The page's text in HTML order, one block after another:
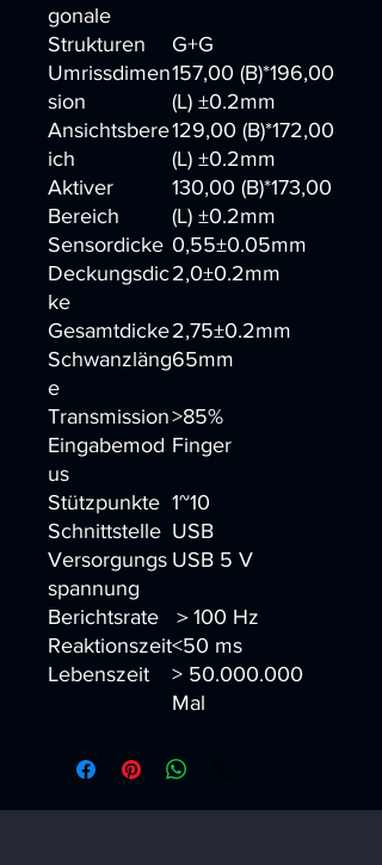
gonale
Strukturen
G+G
Umrissdimen
sion
157,00 (B)*196,00
(L) ±0.2mm
Ansichtsbere
ich
129,00 (B)*172,00
(L) ±0.2mm
Aktiver
Bereich
130,00 (B)*173,00
(L) ±0.2mm
Sensordicke 0,55±0.05mm
Deckungsdic
ke
2,0±0.2mm
Gesamtdicke2,75±0.2mm
Schwanzläng
e
65mm
Transmission>85%
Eingabemod
us
Finger
Stützpunkte 1~10
Schnittstelle USB
Versorgungs
spannung
USB 5 V
Berichtsrate
＞100 Hz
Reaktionszeit<50 ms
Lebenszeit
> 50.000.000
Mal